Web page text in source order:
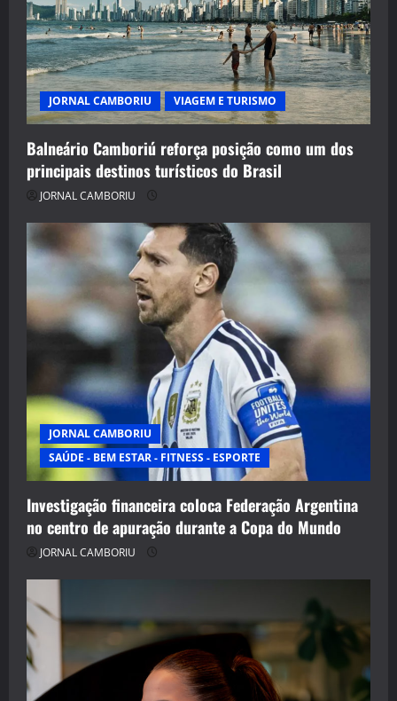
JORNAL CAMBORIU VIAGEM E TURISMO
Balneário Camboriú reforça posição como um dos
principais destinos turísticos do Brasil
JORNAL CAMBORIU
JORNAL CAMBORIU
SAÚDE - BEM ESTAR - FITNESS - ESPORTE
Investigação financeira coloca Federação Argentina
no centro de apuração durante a Copa do Mundo
JORNAL CAMBORIU